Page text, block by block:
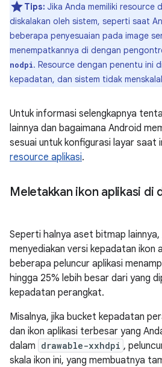
Tips: Jika Anda memiliki resource
diskalakan oleh sistem, seperti saat
beberapa penyesuaian pada image
menempatkannya di dengan
nodpi. Resource dengan penentu ini
kepadatan, dan sistem tidak
Untuk informasi selengkapnya
lainnya dan bagaimana Android
sesuai untuk konfigurasi layar saat
resource aplikasi.
Meletakkan ikon aplikasi
Seperti halnya aset bitmap lainnya,
menyediakan versi kepadatan ikon
beberapa peluncur aplikasi
hingga 25% lebih besar dari yang
kepadatan perangkat.
Misalnya, jika bucket kepadatan
dan ikon aplikasi terbesar yang
dalam drawable-xxhdpi ,
skala ikon ini, yang membuatnya